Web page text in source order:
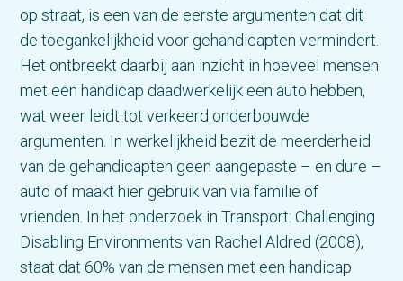
op straat, is een van de eerste argumenten dat dit
de toegankelijkheid voor gehandicapten vermindert.
Het ontbreekt daarbij aan inzicht in hoeveel mensen
met een handicap daadwerkelijk een auto hebben,
wat weer leidt tot verkeerd onderbouwde
argumenten. In werkelijkheid bezit de meerderheid
van de gehandicapten geen aangepaste – en dure –
auto of maakt hier gebruik van via familie of
vrienden. In het onderzoek in Transport: Challenging
Disabling Environments van Rachel Aldred (2008),
staat dat 60% van de mensen met een handicap